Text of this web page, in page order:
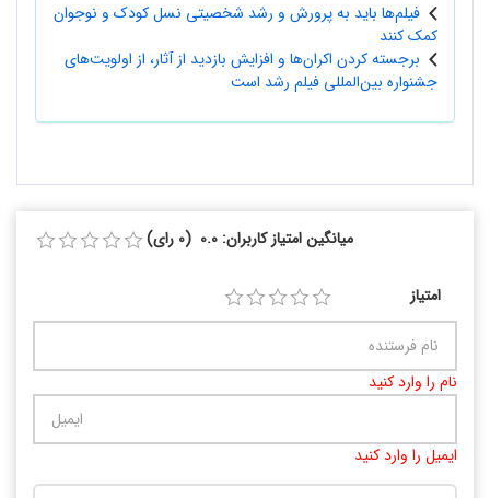
فیلم‌ها باید به پرورش و رشد شخصیتی نسل کودک و نوجوان
کمک کنند
برجسته کردن اکران‌ها و افزایش بازدید از آثار، از اولویت‌های
جشنواره بین‌المللی فیلم رشد است
میانگین امتیاز کاربران: 0.0 (0 رای)
امتیاز
نام را وارد کنید
ایمیل را وارد کنید